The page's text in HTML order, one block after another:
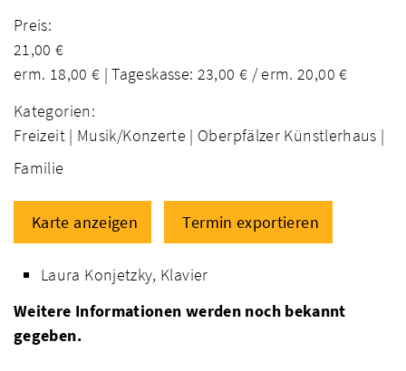
Preis:
21,00 €
erm. 18,00 € | Tageskasse: 23,00 € / erm. 20,00 €
Kategorien:
Freizeit | Musik/Konzerte | Oberpfälzer Künstlerhaus |
Familie
Karte anzeigen Termin exportieren
Laura Konjetzky, Klavier
Weitere Informationen werden noch bekannt
gegeben.